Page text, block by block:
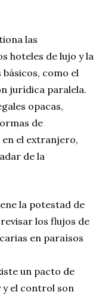
las
hoteles de lujo y la
como el
jurídica paralela.
opacas,
de
el extranjero,
de la
la potestad de
los flujos de
en paraísos
un pacto de
el control son